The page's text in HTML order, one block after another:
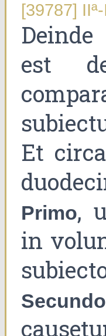
[39787]
est
Et
Primo,
in
Secundo